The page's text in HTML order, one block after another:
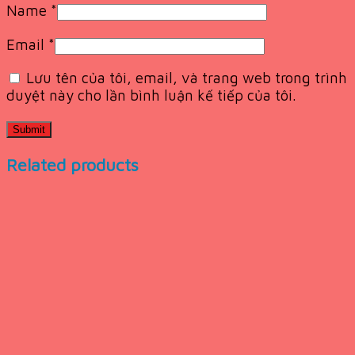
Name *
Email *
Lưu tên của tôi, email, và trang web trong trình
duyệt này cho lần bình luận kế tiếp của tôi.
Related products